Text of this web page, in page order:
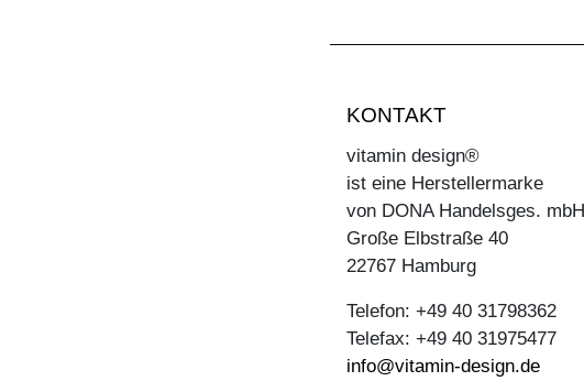
KONTAKT
vitamin design®
ist eine Herstellermarke
von DONA Handelsges. mbH
Große Elbstraße 40
22767 Hamburg
Telefon: +49 40 31798362
Telefax: +49 40 31975477
info@vitamin-design.de